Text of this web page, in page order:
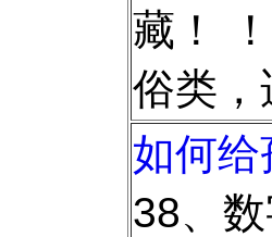
藏！
俗类，
如何
38、